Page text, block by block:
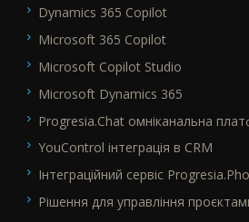
Dynamics 365 Copilot
Microsoft 365 Copilot
Microsoft Copilot Studio
Microsoft Dynamics 365
Progresia.Chat омніканальна
YouControl інтеграція в CRM
Інтеграційний сервіс
Рішення для управління